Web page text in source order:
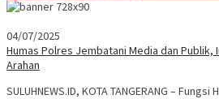
04/07/2025
Humas Polres Jembatani Media dan Publik,
Arahan
SULUHNEWS.ID, KOTA TANGERANG –